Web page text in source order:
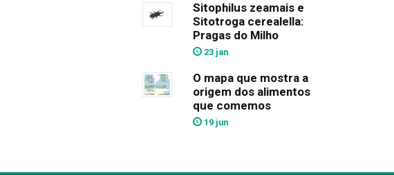
Sitophilus zeamais e
Sitotroga cerealella:
Pragas do Milho
23 jan
O mapa que mostra a
origem dos alimentos
que comemos
19 jun